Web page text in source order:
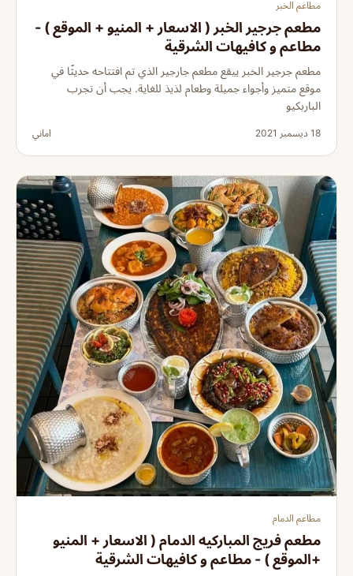
مطاعم الخبر
مطعم جرجير الخبر ( الاسعار + المنيو + الموقع ) -
مطاعم و كافيهات الشرقية
مطعم جرجير الخبر ييقع مطعم جارجير الذي تم افتتاحه حديثًا في
موقع متميز وأجواء جميلة وطعام لذيذ للغاية. يجب أن تجرب
الباربكيو
18 ديسمبر 2021 اماني
مطاعم الدمام
مطعم فريج المباركيه الدمام ( الاسعار + المنيو
+الموقع ) - مطاعم و كافيهات الشرقية